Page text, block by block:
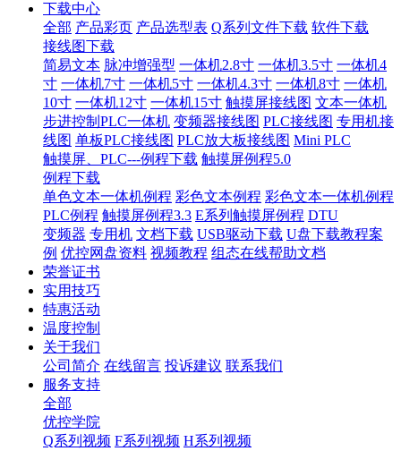
下载中心
全部 产品彩页 产品选型表 Q系列文件下载 软件下载
接线图下载
简易文本 脉冲增强型 一体机2.8寸 一体机3.5寸 一体机4
寸 一体机7寸 一体机5寸 一体机4.3寸 一体机8寸 一体机
10寸 一体机12寸 一体机15寸 触摸屏接线图 文本一体机
步进控制PLC一体机 变频器接线图 PLC接线图 专用机接
线图 单板PLC接线图 PLC放大板接线图 Mini PLC
触摸屏、PLC---例程下载 触摸屏例程5.0
例程下载
单色文本一体机例程 彩色文本例程 彩色文本一体机例程
PLC例程 触摸屏例程3.3 E系列触摸屏例程 DTU
变频器 专用机 文档下载 USB驱动下载 U盘下载教程案
例 优控网盘资料 视频教程 组态在线帮助文档
荣誉证书
实用技巧
特惠活动
温度控制
关于我们
公司简介 在线留言 投诉建议 联系我们
服务支持
全部
优控学院
Q系列视频 F系列视频 H系列视频